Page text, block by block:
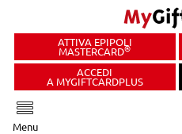
ATTIVA EPIPOLI
MASTERCARD®
ACCEDI
A MYGIFTCARDPLUS
Menu